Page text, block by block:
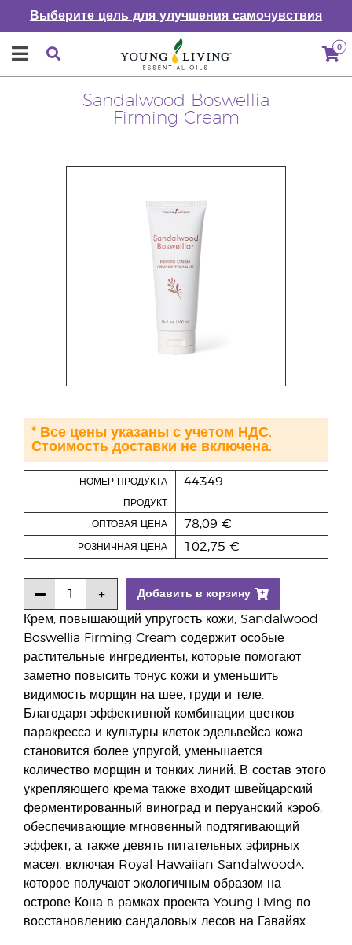
Выберите цель для улучшения самочувствия
0
Sandalwood Boswellia
Firming Cream
Крем, повышающий упругость кожи, Sandalwood
Boswellia Firming Cream содержит особые
растительные ингредиенты, которые помогают
заметно повысить тонус кожи и уменьшить
видимость морщин на шее, груди и теле.
Благодаря эффективной комбинации цветков
паракресса и культуры клеток эдельвейса кожа
становится более упругой, уменьшается
количество морщин и тонких линий. В состав этого
укрепляющего крема также входит швейцарский
ферментированный виноград и перуанский кэроб,
обеспечивающие мгновенный подтягивающий
эффект, а также девять питательных эфирных
масел, включая Royal Hawaiian Sandalwood^,
которое получают экологичным образом на
острове Кона в рамках проекта Young Living по
восстановлению сандаловых лесов на Гавайях.
НОМЕР ПРОДУКТА 44349
ПРОДУКТ
ОПТОВАЯ ЦЕНА 78,09 €
РОЗНИЧНАЯ ЦЕНА 102,75 €
Добавить в корзину
* Все цены указаны с учетом НДС.
Стоимость доставки не включена.